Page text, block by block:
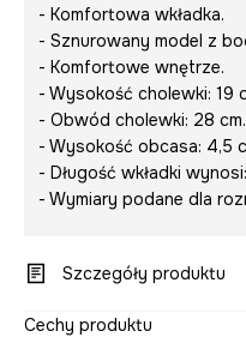
- Komfortowa wkładka.
- Sznurowany model z
- Komfortowe wnętrze.
- Wysokość cholewki: 19
- Obwód cholewki: 28 cm.
- Wysokość obcasa: 4,5
- Długość wkładki
- Wymiary podane dla
Szczegóły produktu
Cechy produktu